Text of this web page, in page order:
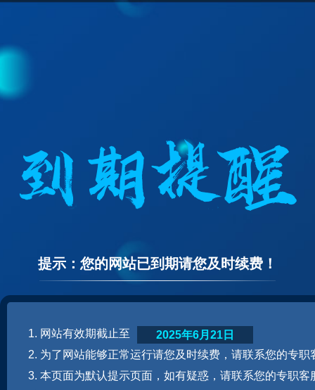
提示：您的网站已到期请您及时续费！
1. 网站有效期截止至
2. 为了网站能够正常运行请您及时续费，请联系您的专职
3. 本页面为默认提示页面，如有疑惑，请联系您的专职客
2025年6月21日